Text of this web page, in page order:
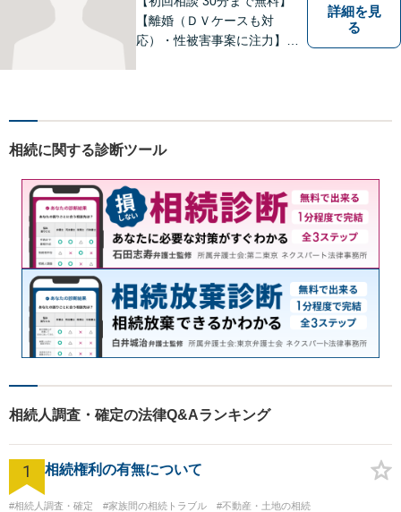
【離婚（ＤＶケースも対
応）・性被害事案に注力】
詳細を見
る
相続に関する診断ツール
相続人調査・確定の法律Q&Aランキング
1 相続権利の有無について
#相続人調査・確定 #家族間の相続トラブル #不動産・土地の相続